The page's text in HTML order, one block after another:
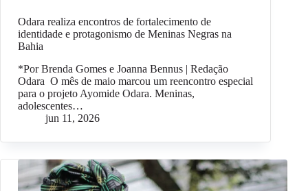
Odara realiza encontros de fortalecimento de
identidade e protagonismo de Meninas Negras na
Bahia
*Por Brenda Gomes e Joanna Bennus | Redação
Odara O mês de maio marcou um reencontro especial
para o projeto Ayomide Odara. Meninas,
adolescentes…
jun 11, 2026